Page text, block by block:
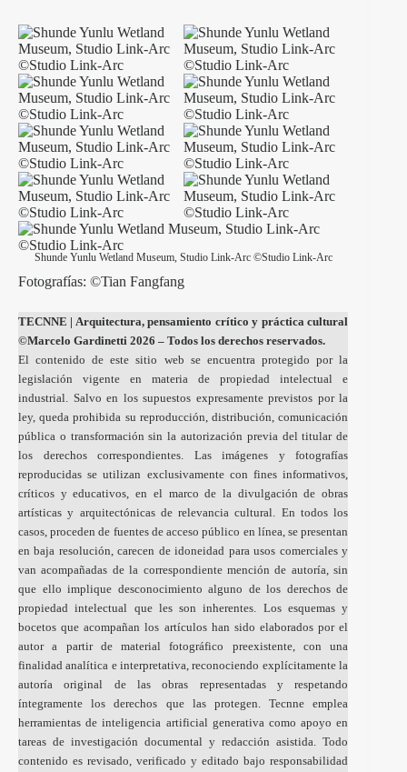
Shunde Yunlu Wetland Museum, Studio Link-Arc ©Studio Link-Arc
Fotografías: ©Tian Fangfang
TECNNE | Arquitectura, pensamiento crítico y práctica cultural
©Marcelo Gardinetti 2026 – Todos los derechos reservados.
El contenido de este sitio web se encuentra protegido por la
legislación vigente en materia de propiedad intelectual e
industrial. Salvo en los supuestos expresamente previstos por la
ley, queda prohibida su reproducción, distribución, comunicación
pública o transformación sin la autorización previa del titular de
los derechos correspondientes. Las imágenes y fotografías
reproducidas se utilizan exclusivamente con fines informativos,
críticos y educativos, en el marco de la divulgación de obras
artísticas y arquitectónicas de relevancia cultural. En todos los
casos, proceden de fuentes de acceso público en línea, se presentan
en baja resolución, carecen de idoneidad para usos comerciales y
van acompañadas de la correspondiente mención de autoría, sin
que ello implique desconocimiento alguno de los derechos de
propiedad intelectual que les son inherentes. Los esquemas y
bocetos que acompañan los artículos han sido elaborados por el
autor a partir de material fotográfico preexistente, con una
finalidad analítica e interpretativa, reconociendo explícitamente la
autoría original de las obras representadas y respetando
íntegramente los derechos que las protegen. Tecnne emplea
herramientas de inteligencia artificial generativa como apoyo en
tareas de investigación documental y redacción asistida. Todo
contenido es revisado, verificado y editado bajo responsabilidad